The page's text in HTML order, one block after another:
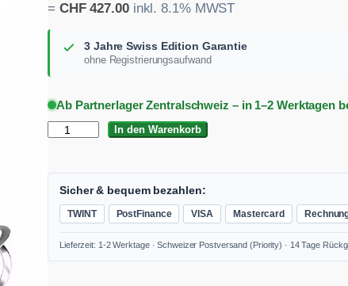
= CHF427.00inkl. 8.1% MWST
3 Jahre Swiss Edition Garantie
ohne Registrierungsaufwand
Ab Partnerlager Zentralschweiz – in 1–2 Werktagen
In den Warenkorb
Sicher & bequem bezahlen:
TWINT PostFinance VISA Mastercard
Lieferzeit: 1-2 Werktage · Schweizer Postversand (Priority) · 14 Tage